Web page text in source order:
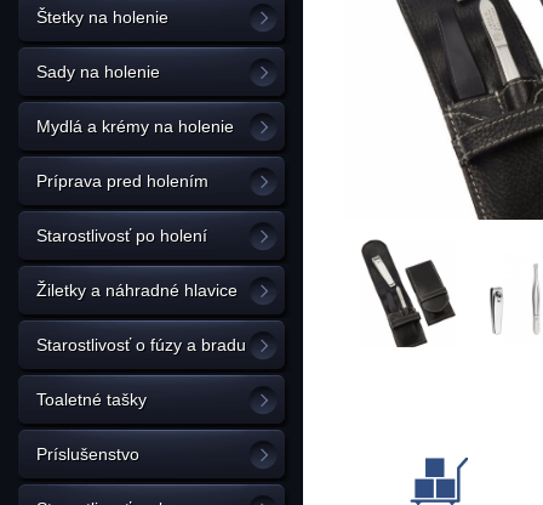
Štetky na holenie
Sady na holenie
Mydlá a krémy na holenie
Príprava pred holením
Starostlivosť po holení
Žiletky a náhradné hlavice
Starostlivosť o fúzy a bradu
Toaletné tašky
Príslušenstvo